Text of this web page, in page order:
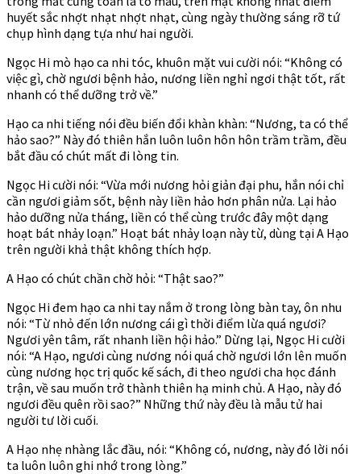
huyết sắc nhợt nhạt nhợt nhạt, cùng ngày thường sáng rỡ tứ
chụp hình dạng tựa như hai người.
Ngọc Hi mò hạo ca nhi tóc, khuôn mặt vui cười nói: “Không có
việc gì, chờ ngươi bệnh hảo, nương liền nghỉ ngơi thật tốt, rất
nhanh có thể dưỡng trở về.”
Hạo ca nhi tiếng nói đều biến đổi khàn khàn: “Nương, ta có thể
hảo sao?” Này đó thiên hắn luôn luôn hôn hôn trầm trầm, đều
bắt đầu có chút mất đi lòng tin.
Ngọc Hi cười nói: “Vừa mới nương hỏi giản đại phu, hắn nói chỉ
cần ngươi giảm sốt, bệnh này liền hảo hơn phân nửa. Lại hảo
hảo dưỡng nửa tháng, liền có thể cùng trước đây một dạng
hoạt bát nhảy loạn.” Hoạt bát nhảy loạn này từ, dùng tại A Hạo
trên người khả thật không thích hợp.
A Hạo có chút chần chờ hỏi: “Thật sao?”
Ngọc Hi đem hạo ca nhi tay nắm ở trong lòng bàn tay, ôn nhu
nói: “Từ nhỏ đến lớn nương cái gì thời điểm lừa quá ngươi?
Ngươi yên tâm, rất nhanh liền hội hảo.” Dừng lại, Ngọc Hi cười
nói: “A Hạo, ngươi cùng nương nói quá chờ ngươi lớn lên muốn
cùng nương học trị quốc kế sách, đi theo ngươi cha học đánh
trận, về sau muốn trở thành thiên hạ minh chủ. A Hạo, này đó
ngươi đều quên rồi sao?” Những thứ này đều là mẫu tử hai
người tư lời cuối.
A Hạo nhẹ nhàng lắc đầu, nói: “Không có, nương, này đó lời nói
ta luôn luôn ghi nhớ trong lòng.”